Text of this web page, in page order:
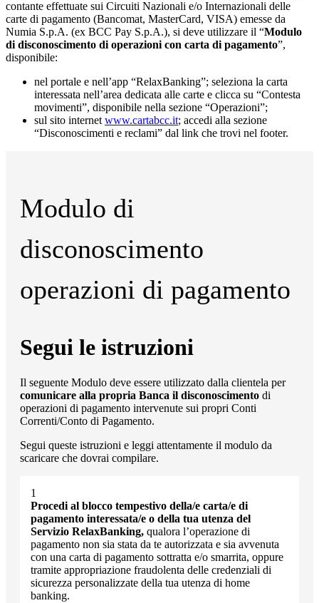
contante effettuate sui Circuiti Nazionali e/o Internazionali delle
carte di pagamento (Bancomat, MasterCard, VISA) emesse da
Numia S.p.A. (ex BCC Pay S.p.A.), si deve utilizzare il “Modulo
di disconoscimento di operazioni con carta di pagamento”,
disponibile:
nel portale e nell’app “RelaxBanking”; seleziona la carta
interessata nell’area dedicata alle carte e clicca su “Contesta
movimenti”, disponibile nella sezione “Operazioni”;
sul sito internetwww.cartabcc.it; accedi alla sezione
“Disconoscimenti e reclami” dal link che trovi nel footer.
Modulo di
disconoscimento
operazioni di pagamento
Segui le istruzioni
Il seguente Modulo deve essere utilizzato dalla clientela per
comunicare alla propria Banca il disconoscimento di
operazioni di pagamento intervenute sui propri Conti
Correnti/Conto di Pagamento.
Segui queste istruzioni e leggi attentamente il modulo da
scaricare che dovrai compilare.
Procedi al blocco tempestivo della/e carta/e di
pagamento interessata/e o della tua utenza del
Servizio RelaxBanking, qualora l’operazione di
pagamento non sia stata da te autorizzata e sia avvenuta
con una carta di pagamento sottratta e/o smarrita, oppure
tramite appropriazione fraudolenta delle credenziali di
sicurezza personalizzate della tua utenza di home
banking.